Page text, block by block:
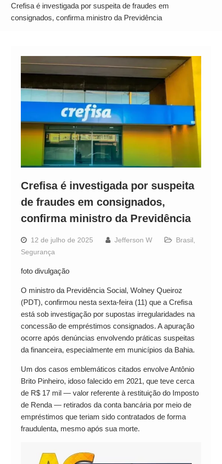
Alto
Crefisa é investigada por suspeita de fraudes em
consignados, confirma ministro da Previdência
Crefisa é investigada por suspeita
de fraudes em consignados,
confirma ministro da Previdência
12 de julho de 2025 Jefferson W Brasil
Segurança
foto divulgação
O ministro da Previdência Social, Wolney Queiroz
(PDT), confirmou nesta sexta-feira (11) que a Crefisa
está sob investigação por supostas irregularidades na
concessão de empréstimos consignados. A apuração
ocorre após denúncias envolvendo práticas suspeitas
da financeira, especialmente em municípios da Bahia.
Um dos casos emblemáticos citados envolve Antônio
Brito Pinheiro, idoso falecido em 2021, que teve cerca
de R$ 17 mil — valor referente à restituição do Imposto
de Renda — retirados da conta bancária por meio de
empréstimos que teriam sido contratados de forma
fraudulenta, mesmo após sua morte.